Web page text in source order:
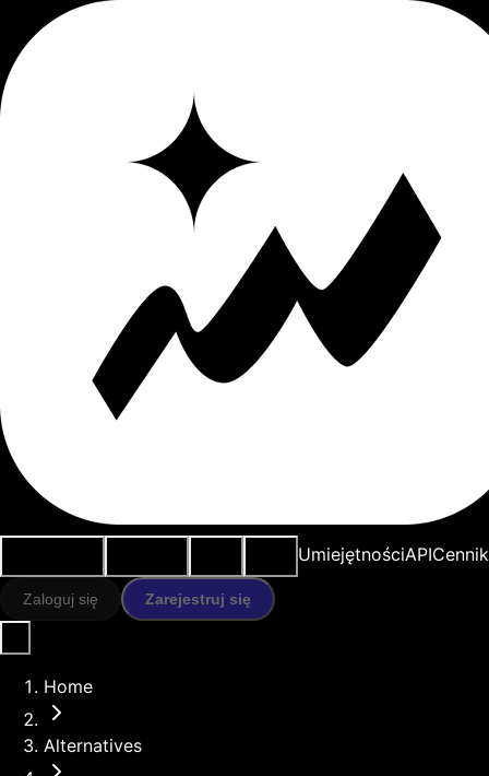
UmiejętnościAPICennik
Zaloguj się Zarejestruj się
Home
Alternatives